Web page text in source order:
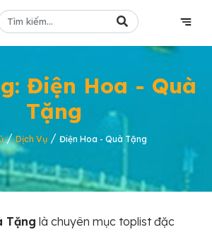
Điện Hoa - Quà
Tặng
/Dịch Vụ/ Điện Hoa - Quà Tặng
Tặng là chuyên mục toplist đặc